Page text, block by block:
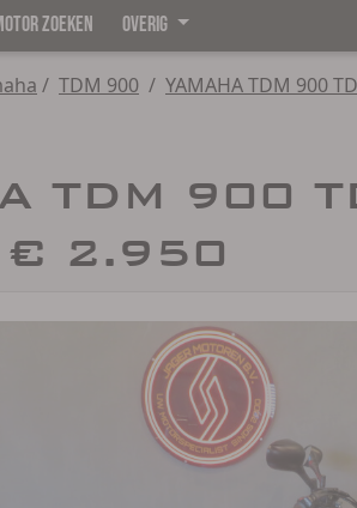
ZOEKEN OVERIG
/ TDM 900 /
TDM 900
€ 2.950